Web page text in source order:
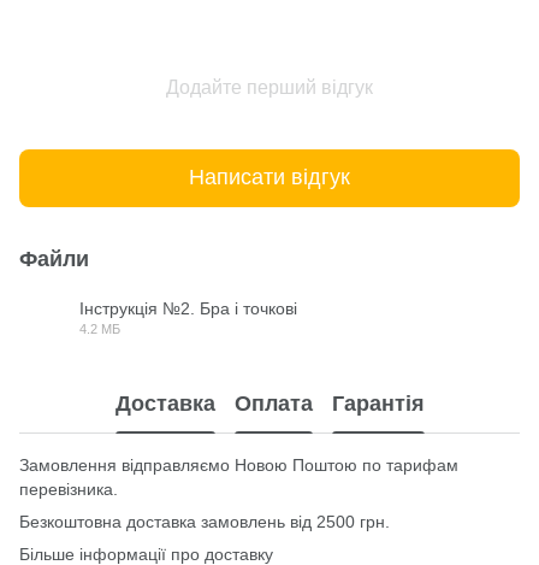
Додайте перший відгук
Написати відгук
Файли
Інструкція №2. Бра і точкові
4.2 МБ
Доставка Оплата Гарантія
Замовлення відправляємо Новою Поштою по тарифам
перевізника.
Безкоштовна доставка замовлень від 2500 грн.
Більше інформації про доставку